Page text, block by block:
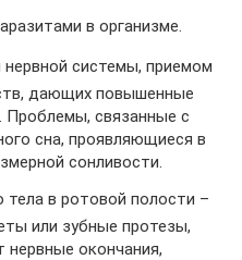
в организме.
системы, приемом
дающих повышенные
Проблемы, связанные с
сна, проявляющиеся в
сонливости.
тела в ротовой полости –
или зубные протезы,
окончания,